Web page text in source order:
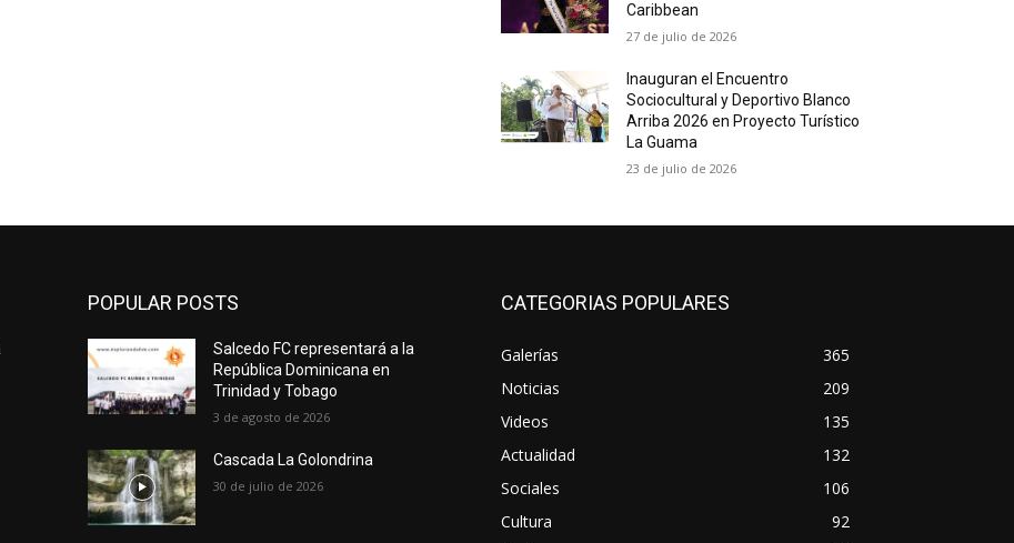
Caribbean
27 de julio de 2026
Inauguran el Encuentro
Sociocultural y Deportivo Blanco
Arriba 2026 en Proyecto Turístico
La Guama
23 de julio de 2026
POPULAR POSTS
Salcedo FC representará a la
República Dominicana en
Trinidad y Tobago
3 de agosto de 2026
Cascada La Golondrina
30 de julio de 2026
CATEGORIAS POPULARES
Galerías
365
Noticias
209
Videos
135
Actualidad
132
Sociales
106
Cultura
92